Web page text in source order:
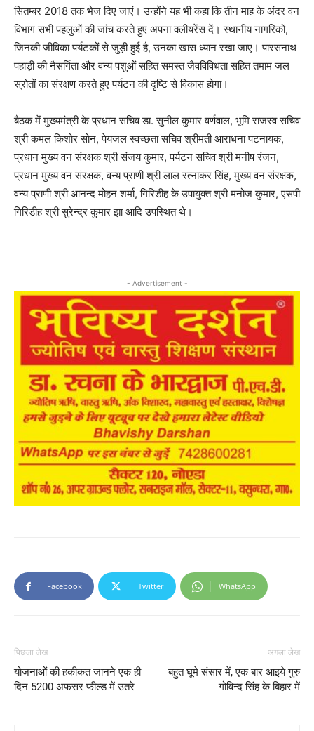
सितम्बर 2018 तक भेज दिए जाएं। उन्होंने यह भी कहा कि तीन माह के अंदर वन
विभाग सभी पहलुओं की जांच करते हुए अपना क्लीयरेंस दें। स्थानीय नागरिकों,
जिनकी जीविका पर्यटकों से जुड़ी हुई है, उनका खास ध्यान रखा जाए। पारसनाथ
पहाड़ी की नैसर्गिता और वन्य पशुओं सहित समस्त जैवविविधता सहित तमाम जल
स्रोतों का संरक्षण करते हुए पर्यटन की दृष्टि से विकास होगा।
बैठक में मुख्यमंत्री के प्रधान सचिव डा. सुनील कुमार वर्णवाल, भूमि राजस्व सचिव
श्री कमल किशोर सोन, पेयजल स्वच्छता सचिव श्रीमती आराधना पटनायक,
प्रधान मुख्य वन संरक्षक श्री संजय कुमार, पर्यटन सचिव श्री मनीष रंजन,
प्रधान मुख्य वन संरक्षक, वन्य प्राणी श्री लाल रत्नाकर सिंह, मुख्य वन संरक्षक,
वन्य प्राणी श्री आनन्द मोहन शर्मा, गिरिडीह के उपायुक्त श्री मनोज कुमार, एसपी
गिरिडीह श्री सुरेन्द्र कुमार झा आदि उपस्थित थे।
- Advertisement -
Facebook Twitter WhatsApp
पिछला लेख
योजनाओं की हकीकत जानने एक ही
दिन 5200 अफसर फील्ड में उतरे
अगला लेख
बहुत घूमे संसार में, एक बार आइये गुरु
गोविन्द सिंह के बिहार में